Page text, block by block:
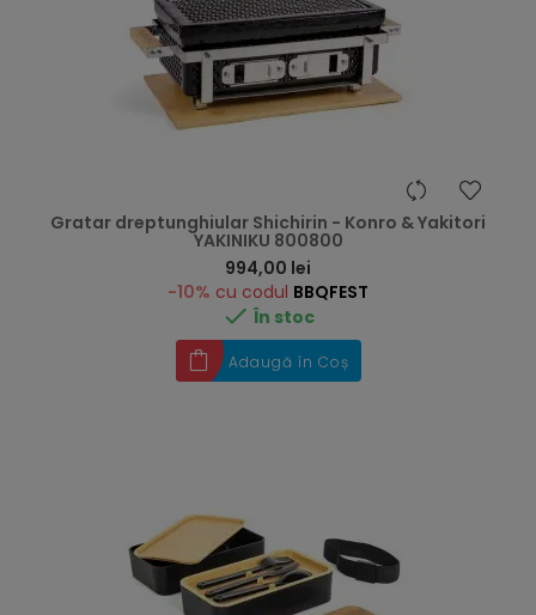
Gratar dreptunghiular Shichirin - Konro & Yakitori
YAKINIKU 800800
994,00 lei
-10% cu codul BBQFEST
 În stoc
Adaugă în Coș